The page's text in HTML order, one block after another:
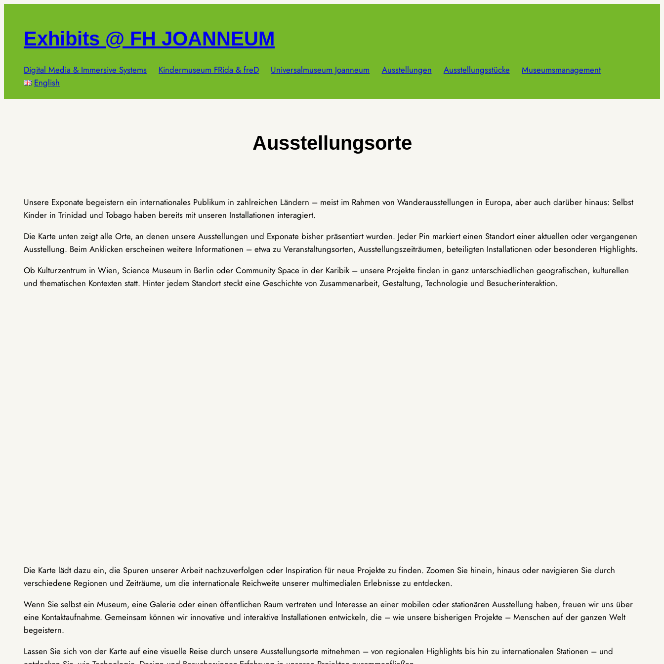
springenExhibits @ FH JOANNEUM
Digital Media & Immersive Systems Kindermuseum FRida & freD Universalmuseum Joanneum Ausstellungen Ausstellungsstücke
Museumsmanagement
English
Ausstellungsorte
Unsere Exponate begeistern ein internationales Publikum in zahlreichen Ländern – meist im Rahmen von Wanderausstellungen in Europa, aber auch darüber hinaus: Selbst
Kinder in Trinidad und Tobago haben bereits mit unseren Installationen interagiert.
Die Karte unten zeigt alle Orte, an denen unsere Ausstellungen und Exponate bisher präsentiert wurden. Jeder Pin markiert einen Standort einer aktuellen oder vergangenen
Ausstellung. Beim Anklicken erscheinen weitere Informationen – etwa zu Veranstaltungsorten, Ausstellungszeiträumen, beteiligten Installationen oder besonderen Highlights.
Ob Kulturzentrum in Wien, Science Museum in Berlin oder Community Space in der Karibik – unsere Projekte finden in ganz unterschiedlichen geografischen, kulturellen
und thematischen Kontexten statt. Hinter jedem Standort steckt eine Geschichte von Zusammenarbeit, Gestaltung, Technologie und Besucherinteraktion.
Die Karte lädt dazu ein, die Spuren unserer Arbeit nachzuverfolgen oder Inspiration für neue Projekte zu finden. Zoomen Sie hinein, hinaus oder navigieren Sie durch
verschiedene Regionen und Zeiträume, um die internationale Reichweite unserer multimedialen Erlebnisse zu entdecken.
Wenn Sie selbst ein Museum, eine Galerie oder einen öffentlichen Raum vertreten und Interesse an einer mobilen oder stationären Ausstellung haben, freuen wir uns über
eine Kontaktaufnahme. Gemeinsam können wir innovative und interaktive Installationen entwickeln, die – wie unsere bisherigen Projekte – Menschen auf der ganzen Welt
begeistern.
Lassen Sie sich von der Karte auf eine visuelle Reise durch unsere Ausstellungsorte mitnehmen – von regionalen Highlights bis hin zu internationalen Stationen – und